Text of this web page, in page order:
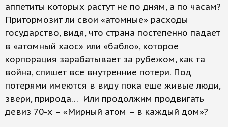
аппетиты которых растут не по дням, а по часам?
Притормозит ли свои «атомные» расходы
государство, видя, что страна постепенно падает
в «атомный хаос» или «бабло», которое
корпорация зарабатывает за рубежом, как та
война, спишет все внутренние потери. Под
потерями имеются в виду пока еще живые люди,
звери, природа… Или продолжим продвигать
девиз 70-х – «Мирный атом – в каждый дом»?